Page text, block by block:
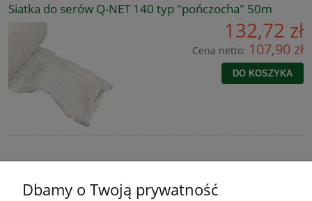
Siatka do serów Q-NET 140 typ "pończocha" 50m
132,72 zł
Cena netto: 107,90 zł
DO KOSZYKA
Siatka do serów Q-NET 180 typ "pończocha" 50m
Dbamy o Twoją prywatność